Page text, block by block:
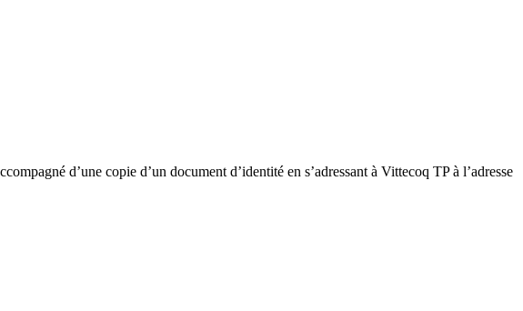
d’une copie d’un document d’identité en s’adressant à Vittecoq TP à l’adresse